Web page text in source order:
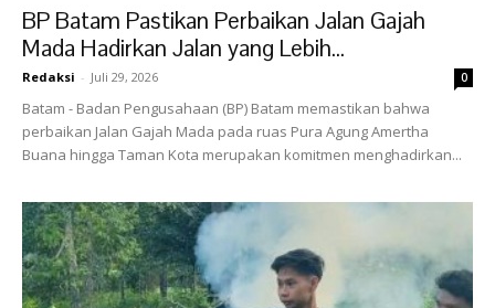
BP Batam Pastikan Perbaikan Jalan Gajah
Mada Hadirkan Jalan yang Lebih...
Redaksi - Juli 29, 2026 0
Batam - Badan Pengusahaan (BP) Batam memastikan bahwa
perbaikan Jalan Gajah Mada pada ruas Pura Agung Amertha
Buana hingga Taman Kota merupakan komitmen menghadirkan...